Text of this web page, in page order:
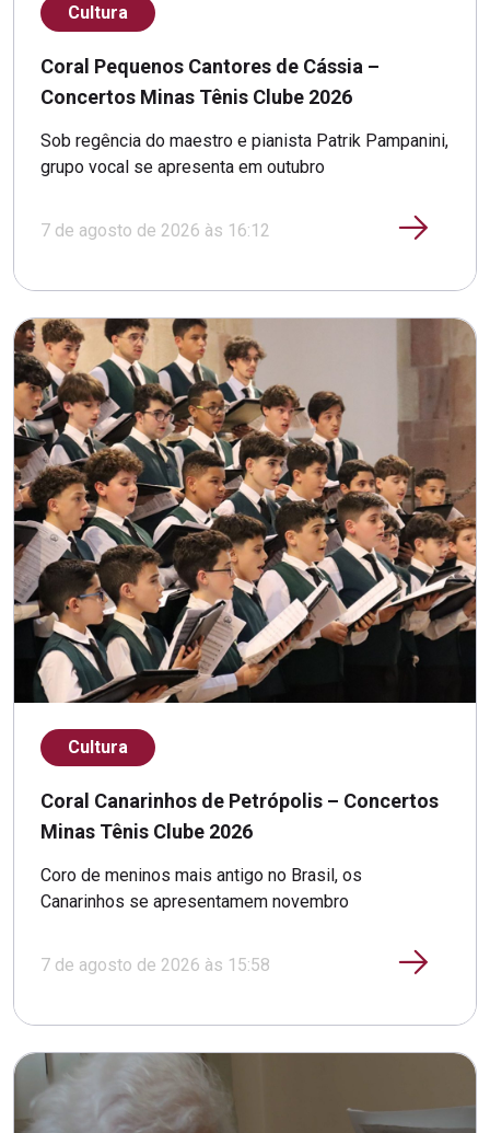
Cultura
Coral Pequenos Cantores de Cássia –
Concertos Minas Tênis Clube 2026
Sob regência do maestro e pianista Patrik Pampanini,
grupo vocal se apresenta em outubro
7 de agosto de 2026 às 16:12
Cultura
Coral Canarinhos de Petrópolis – Concertos
Minas Tênis Clube 2026
Coro de meninos mais antigo no Brasil, os
Canarinhos se apresentamem novembro
7 de agosto de 2026 às 15:58